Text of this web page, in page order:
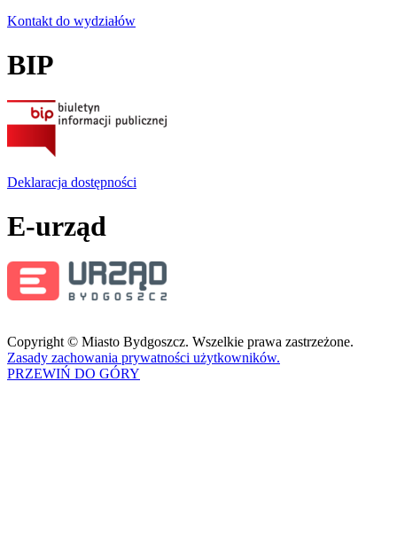
Kontakt do wydziałów
BIP
Deklaracja dostępności
E-urząd
Copyright © Miasto Bydgoszcz. Wszelkie prawa zastrzeżone.
Zasady zachowania prywatności użytkowników.
PRZEWIŃ DO GÓRY